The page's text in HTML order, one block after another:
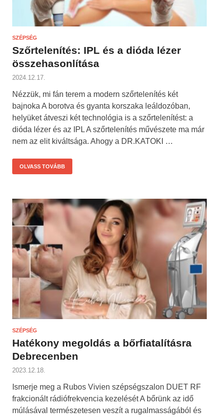
SZÉPSÉG
Szőrtelenítés: IPL és a dióda lézer
összehasonlítása
2024.12.17.
Nézzük, mi fán terem a modern szőrtelenítés két
bajnoka A borotva és gyanta korszaka leáldozóban,
helyüket átveszi két technológia is a szőrtelenítést: a
dióda lézer és az IPL A szőrtelenítés művészete ma már
nem az elit kiváltsága. Ahogy a DR.KATOKI …
OLVASS TOVÁBB
SZÉPSÉG
Hatékony megoldás a bőrfiatalításra
Debrecenben
2023.12.18.
Ismerje meg a Rubos Vivien szépségszalon DUET RF
frakcionált rádiófrekvencia kezelését A bőrünk az idő
múlásával természetesen veszít a rugalmasságából és